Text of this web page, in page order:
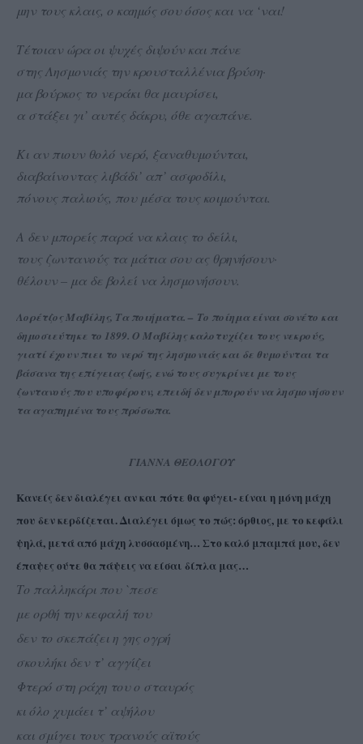
μην τους κλαις, ο καημός σου όσος και να ‘ναι!
Τέτοιαν ώρα οι ψυχές διψούν και πάνε
στης Λησμονιάς την κρουσταλλένια βρύση·
μα βούρκος το νεράκι θα μαυρίσει,
α στάξει γι’ αυτές δάκρυ, όθε αγαπάνε.
Κι αν πιουν θολό νερό, ξαναθυμούνται,
διαβαίνοντας λιβάδι’ απ’ ασφοδίλι,
πόνους παλιούς, που μέσα τους κοιμούνται.
Α δεν μπορείς παρά να κλαις το δείλι,
τους ζωντανούς τα μάτια σου ας θρηνήσουν·
θέλουν – μα δε βολεί να λησμονήσουν.
Λορέτζος Μαβίλης, Τα ποιήματα. – Το ποίημα είναι σονέτο και
δημοσιεύτηκε το 1899. O Μαβίλης καλοτυχίζει τους νεκρούς,
γιατί έχουν πιει το νερό της λησμονιάς και δε θυμούνται τα
βάσανα της επίγειας ζωής, ενώ τους συγκρίνει με τους
ζωντανούς που υποφέρουν, επειδή δεν μπορούν να λησμονήσουν
τα αγαπημένα τους πρόσωπα.
ΓΙΑΝΝΑ ΘΕΟΛΟΓΟΥ
Κανείς δεν διαλέγει αν και πότε θα φύγει- είναι η μόνη μάχη
που δεν κερδίζεται. Διαλέγει όμως το πώς: όρθιος, με το κεφάλι
ψηλά, μετά από μάχη λυσσασμένη… Στο καλό μπαμπά μου, δεν
έπαψες ούτε θα πάψεις να είσαι δίπλα μας…
Το παλληκάρι που `πεσε
με ορθή την κεφαλή του
δεν το σκεπάζει η γης ογρή
σκουλήκι δεν τ’ αγγίζει
Φτερό στη ράχη του ο σταυρός
κι όλο χυμάει τ’ αψήλου
και σμίγει τους τρανούς αϊτούς